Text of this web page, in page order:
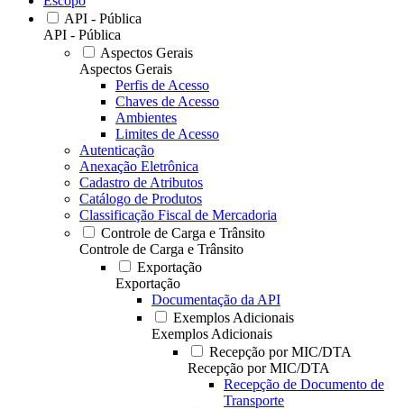
API - Pública
API - Pública
Aspectos Gerais
Aspectos Gerais
Perfis de Acesso
Chaves de Acesso
Ambientes
Limites de Acesso
Autenticação
Anexação Eletrônica
Cadastro de Atributos
Catálogo de Produtos
Classificação Fiscal de Mercadoria
Controle de Carga e Trânsito
Controle de Carga e Trânsito
Exportação
Exportação
Documentação da API
Exemplos Adicionais
Exemplos Adicionais
Recepção por MIC/DTA
Recepção por MIC/DTA
Recepção de Documento de
Transporte